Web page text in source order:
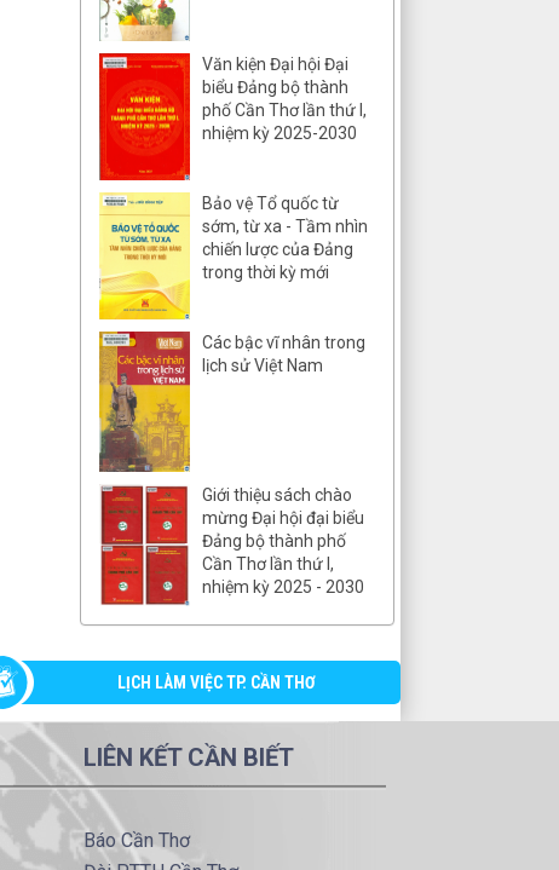
Văn kiện Đại hội Đại
biểu Đảng bộ thành
phố Cần Thơ lần thứ I,
nhiệm kỳ 2025-2030
Bảo vệ Tổ quốc từ
sớm, từ xa - Tầm nhìn
chiến lược của Đảng
trong thời kỳ mới
Các bậc vĩ nhân trong
lịch sử Việt Nam
Giới thiệu sách chào
mừng Đại hội đại biểu
Đảng bộ thành phố
Cần Thơ lần thứ I,
nhiệm kỳ 2025 - 2030
LỊCH LÀM VIỆC TP. CẦN THƠ
LIÊN KẾT CẦN BIẾT
Báo Cần Thơ